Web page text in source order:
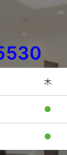
木
●
●